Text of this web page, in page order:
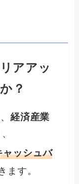
アアッ
？
経済産業
ャッシュバ
ます。